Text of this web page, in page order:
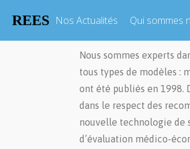
REES Nos Actualités Qui sommes
Nous sommes experts
tous types de modèles :
ont été publiés en 1998.
dans le respect des
nouvelle technologie de
d’évaluation médico-